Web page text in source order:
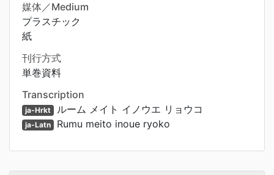
媒体／Medium
プラスチック
紙
刊行方式
単巻資料
Transcription
ja-Hrkt ルーム メイト イノウエ リョウコ
ja-Latn Rumu meito inoue ryoko